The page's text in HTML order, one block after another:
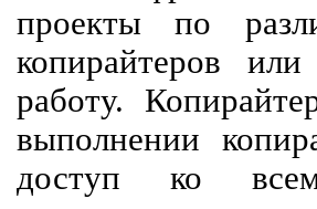
проекты по
копирайтеров
работу.
выполнении
доступ ко